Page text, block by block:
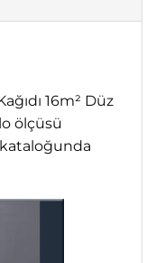
16m² Düz
ölçüsü